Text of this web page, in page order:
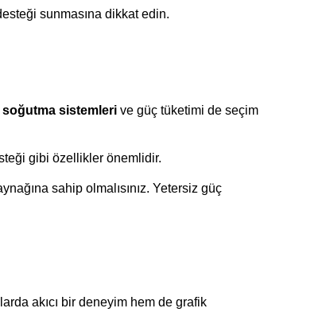
sunmasına dikkat edin.
soğutma sistemleri ve güç tüketimi de seçim
gibi özellikler önemlidir.
sahip olmalısınız. Yetersiz güç
akıcı bir deneyim hem de grafik